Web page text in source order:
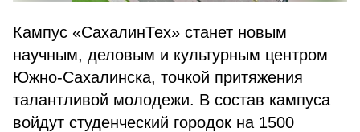
Кампус «СахалинТех» станет новым
научным, деловым и культурным центром
Южно-Сахалинска, точкой притяжения
талантливой молодежи. В состав кампуса
войдут студенческий городок на 1500